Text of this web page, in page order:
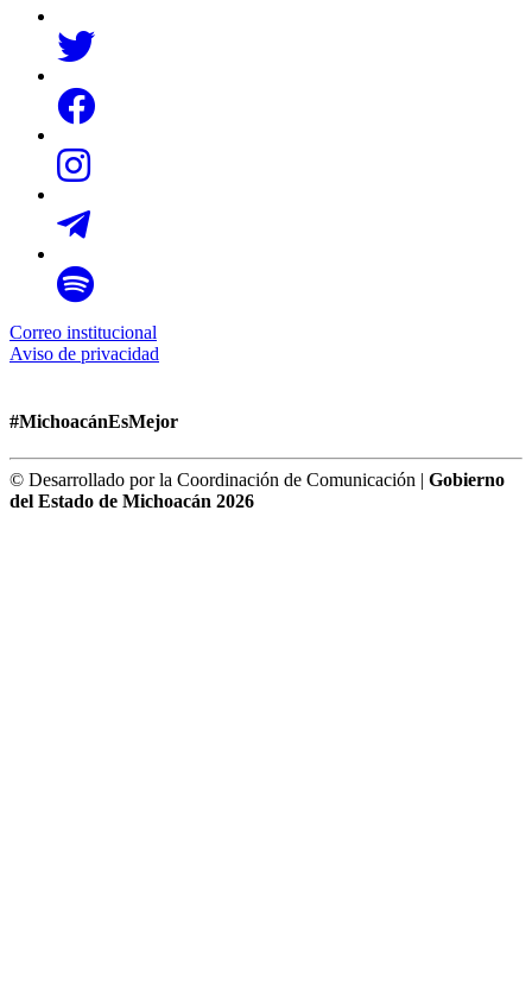
Correo institucional
Aviso de privacidad
#MichoacánEsMejor
© Desarrollado por la Coordinación de Comunicación | Gobierno
del Estado de Michoacán 2026